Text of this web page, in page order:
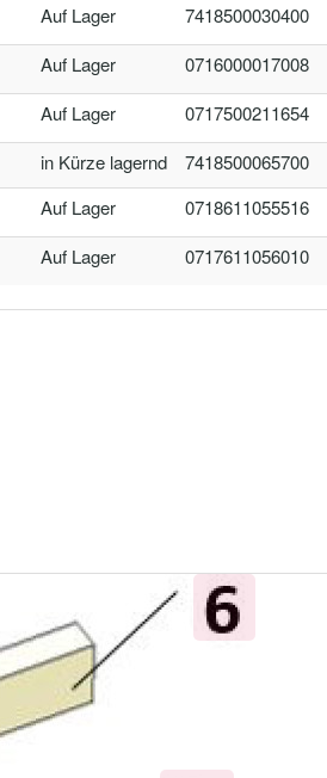
Auf Lager 7418500030400
Auf Lager 0716000017008
Auf Lager 0717500211654
in Kürze lagernd 7418500065700
Auf Lager 0718611055516
Auf Lager 0717611056010